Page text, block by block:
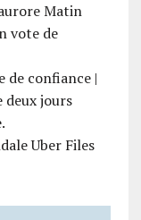
Matin
vote de
de confiance |
deux jours
Uber Files